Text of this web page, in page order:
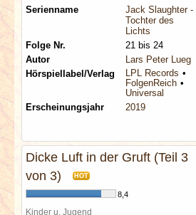
Serienname
Jack Slaughter -
Tochter des
Lichts
Folge Nr.
21 bis 24
Autor
Lars Peter Lueg
Hörspiellabel/Verlag
LPL Records
FolgenReich
Universal
Erscheinungsjahr
2019
Dicke Luft in der Gruft (Teil 3
von 3)
HOT
8,4
Kinder u. Jugend